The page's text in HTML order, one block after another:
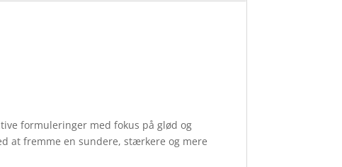
formuleringer med fokus på glød og
at fremme en sundere, stærkere og mere